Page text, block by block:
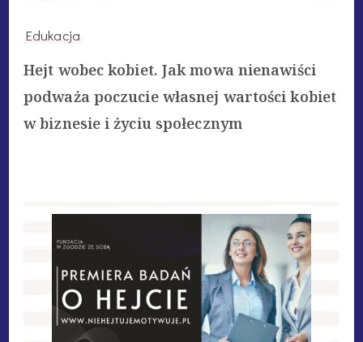
Edukacja
Hejt wobec kobiet. Jak mowa nienawiści
podważa poczucie własnej wartości kobiet
w biznesie i życiu społecznym